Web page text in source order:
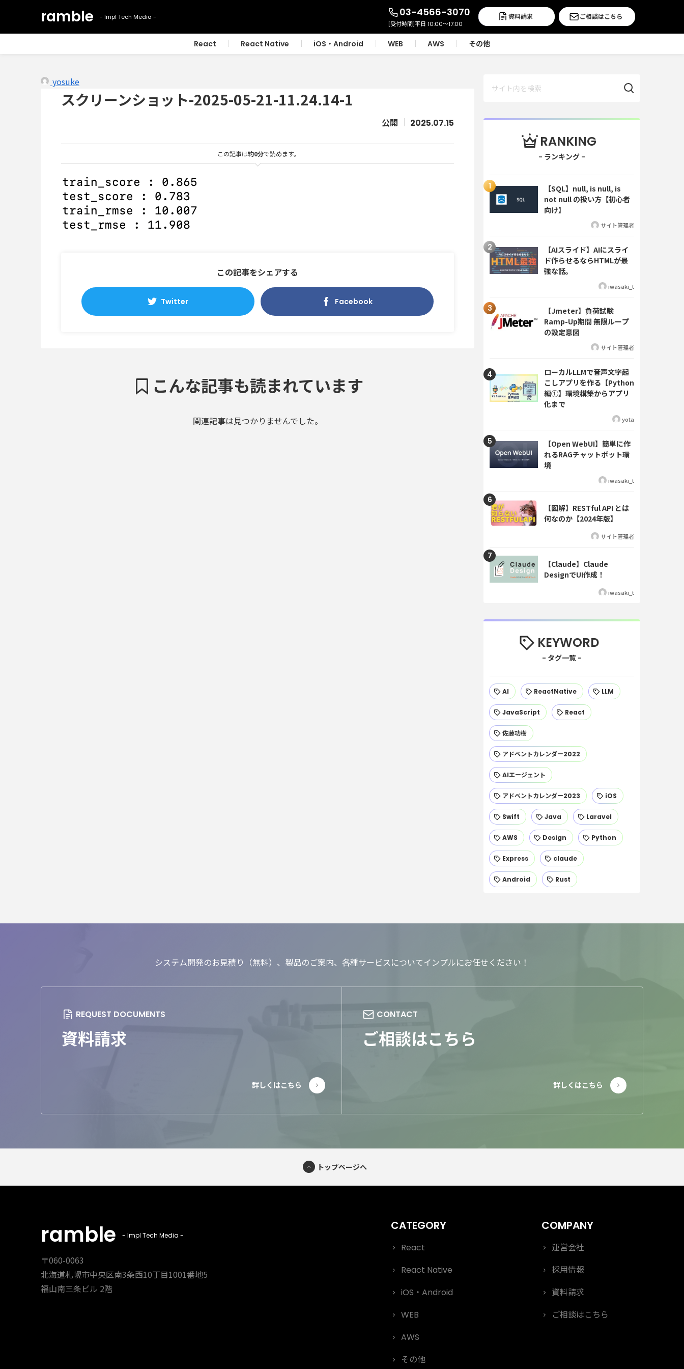
React React Native iOS・Android WEB AWS その他
03-4566-3070 資料請求 ご相談はこちら
yosuke
スクリーンショット-2025-05-21-11.24.14-1
2025.07.15
この記事は約0分で読めます。
この記事をシェアする
Twitter Facebook
こんな記事も読まれています
関連記事は見つかりませんでした。
RANKING
【SQL】null, is null, is
not null の扱い方【初心者
向け】
サイト管理者
【AIスライド】AIにスライ
ド作らせるならHTMLが最
強な話。
iwasaki_t
【Jmeter】負荷試験
Ramp-Up期間 無限ループ
の設定意図
サイト管理者
ローカルLLMで音声文字起
こしアプリを作る【Python
編①】環境構築からアプリ
化まで
yota
【Open WebUI】簡単に作
れるRAGチャットボット環
境
iwasaki_t
【図解】RESTful API とは
何なのか【2024年版】
サイト管理者
【Claude】Claude
DesignでUI作成！
iwasaki_t
KEYWORD
AI ReactNative LLM
JavaScript React
佐藤功樹
アドベントカレンダー2022
AIエージェント
アドベントカレンダー2023 iOS
Swift Java Laravel
AWS Design Python
Express claude
Android Rust
システム開発のお見積り（無料）、製品のご案内、各種サービスについてインプルにお任せください！
資料請求 ご相談はこちら
トップページへ
ramble - Impl Tech Media -
〒060-0063
北海道札幌市中央区南3条西10丁目1001番地5
福山南三条ビル 2階
React
React Native
iOS・Android
WEB
AWS
その他
運営会社
採用情報
資料請求
ご相談はこちら